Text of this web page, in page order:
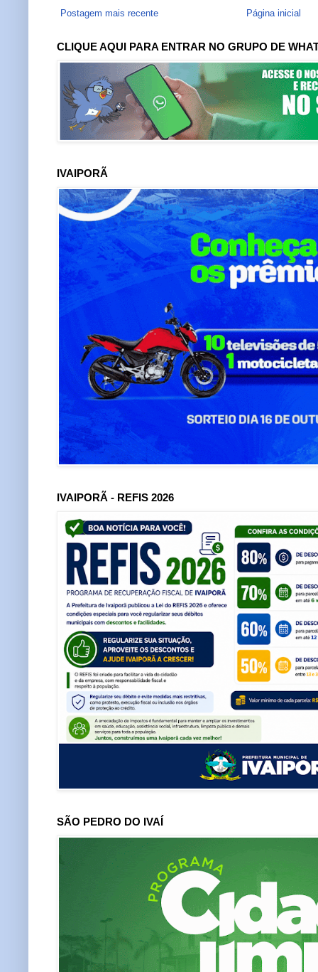
Postagem mais recente Página inicial
CLIQUE AQUI PARA ENTRAR NO GRUPO DE
IVAIPORÃ
IVAIPORÃ - REFIS 2026
SÃO PEDRO DO IVAÍ